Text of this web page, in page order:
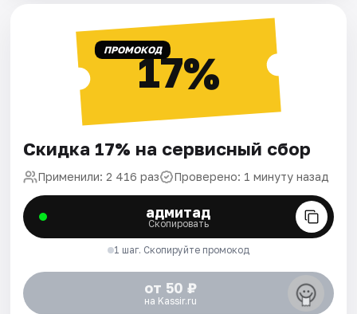
ПРОМОКОД17%
Скидка 17% на сервисный сбор
Применили: 2 416 раз Проверено: 1 минуту назад
адмитад
Скопировать
1 шаг. Скопируйте промокод
от 50 ₽
на Kassir.ru